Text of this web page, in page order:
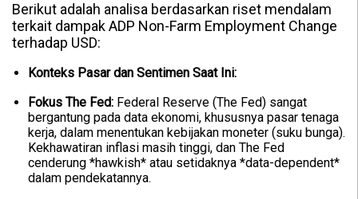
Berikut adalah analisa berdasarkan riset mendalam
terkait dampak ADP Non-Farm Employment Change
terhadap USD:
Konteks Pasar dan Sentimen Saat Ini:
Fokus The Fed: Federal Reserve (The Fed) sangat
bergantung pada data ekonomi, khususnya pasar tenaga
kerja, dalam menentukan kebijakan moneter (suku bunga).
Kekhawatiran inflasi masih tinggi, dan The Fed
cenderung *hawkish* atau setidaknya *data-dependent*
dalam pendekatannya.